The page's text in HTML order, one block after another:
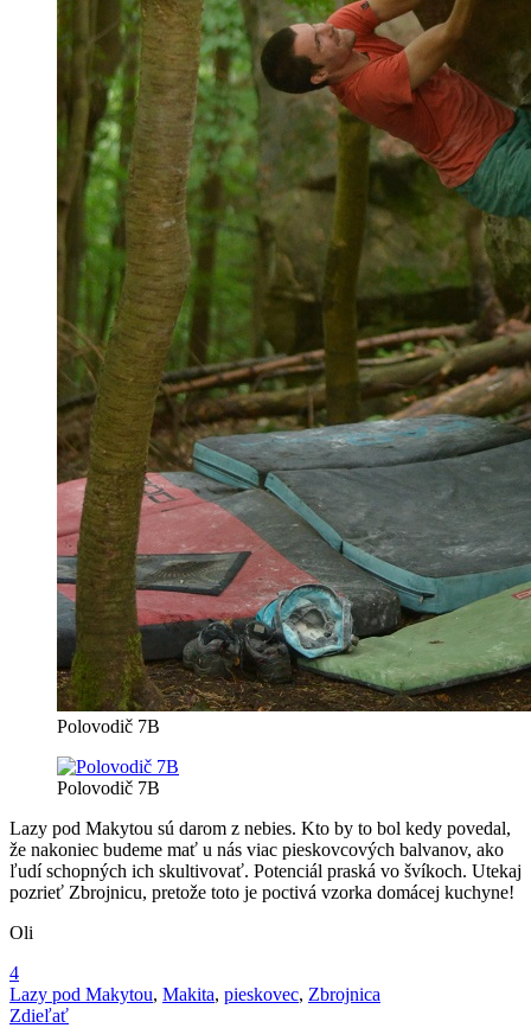
Polovodič 7B
Polovodič 7B
Lazy pod Makytou sú darom z nebies. Kto by to bol kedy povedal,
že nakoniec budeme mať u nás viac pieskovcových balvanov, ako
ľudí schopných ich skultivovať. Potenciál praská vo švíkoch. Utekaj
pozrieť Zbrojnicu, pretože toto je poctivá vzorka domácej kuchyne!
Oli
4
Lazy pod Makytou, Makita, pieskovec, Zbrojnica
Zdieľať